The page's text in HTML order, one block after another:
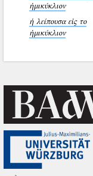
ἡμικύκλιον
ἡ λείπουσα εἰς το
ἡμικύκλιον